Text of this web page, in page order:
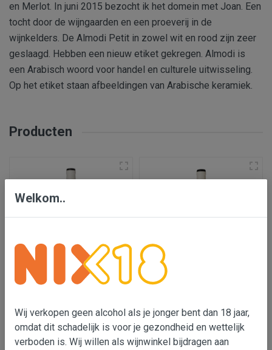
en Merlot. In juni 2015 bezocht ik het domein met Joan. Een
tocht door de wijngaarden en een proeverij in de
wijnkelders. De Almodi Petit in zowel wit en rood zijn zeer
geslaagd. Hebben een nieuw etiket gekregen. Almodi is
een Arabisch woord voor handel en culturele uitwisseling.
Op het etiket staan afbeeldingen van Arabische keramiek.
Producten
Almodi Petit negre
€ 9,35
In wijnmand
Almodi Petit blanc
€ 9,35
In wijnmand
Welkom..
Wij verkopen geen alcohol als je jonger bent dan 18 jaar,
omdat dit schadelijk is voor je gezondheid en wettelijk
verboden is. Wij willen als wijnwinkel bijdragen aan